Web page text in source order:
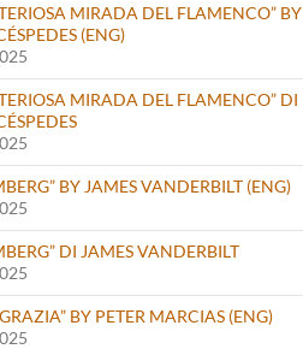
MIRADA DEL FLAMENCO” BY
(ENG)
MIRADA DEL FLAMENCO” DI
BY JAMES VANDERBILT (ENG)
DI JAMES VANDERBILT
BY PETER MARCIAS (ENG)